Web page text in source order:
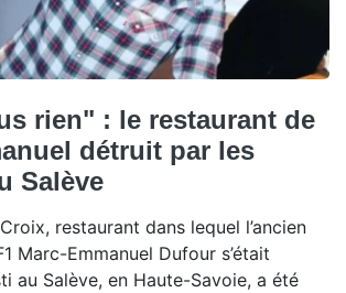
rien" : le restaurant de
détruit par les
Salève
restaurant dans lequel l’ancien
Marc-Emmanuel Dufour s’était
au Salève, en Haute-Savoie, a été